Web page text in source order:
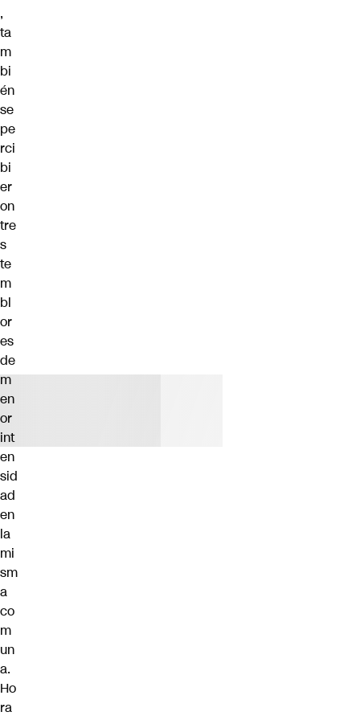
,
ta
m
bi
én
se
pe
rci
bi
er
on
tre
s
te
m
bl
or
es
de
m
en
or
int
en
sid
ad
en
la
mi
sm
a
co
m
un
a.
Ho
ra